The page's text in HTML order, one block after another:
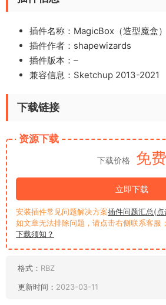
插件名称：MagicBox（造型魔盒）
插件作者：shapewizards
插件版本：–
兼容信息：Sketchup 2013-2021
下载链接
资源下载
下载价格 免费
立即下载
安装插件常见问题解决方案插件问题汇总(点
如文章无法排除问题，请点击右侧联系客服；
下载须知？
格式： RBZ
更新时间： 2023-03-11